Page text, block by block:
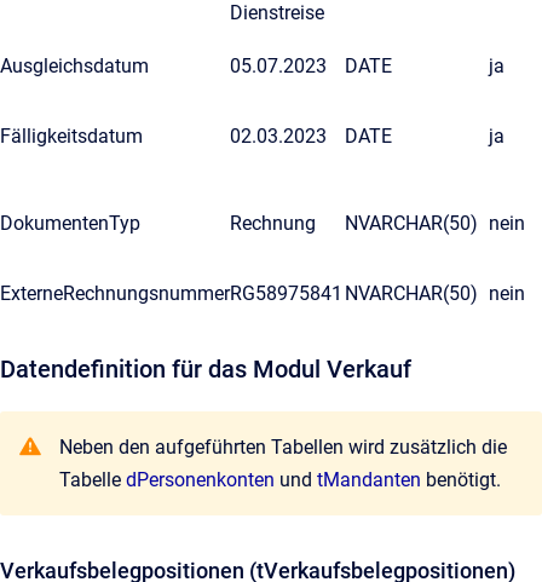
Dienstreise
Ausgleichsdatum 05.07.2023 DATE ja
Fälligkeitsdatum 02.03.2023 DATE ja
DokumentenTyp Rechnung NVARCHAR(50) nein
ExterneRechnungsnummerRG58975841 NVARCHAR(50) nein
Datendefinition für das Modul Verkauf
Neben den aufgeführten Tabellen wird zusätzlich die
Tabelle dPersonenkonten und tMandanten benötigt.
Verkaufsbelegpositionen (tVerkaufsbelegpositionen)